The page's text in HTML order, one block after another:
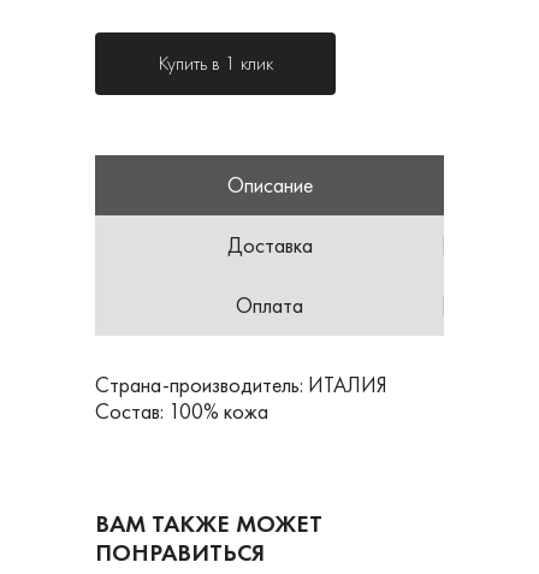
Купить в 1 клик
Описание
Доставка
Оплата
Страна-производитель: ИТАЛИЯ
Состав: 100% кожа
ВАМ ТАКЖЕ МОЖЕТ
ПОНРАВИТЬСЯ